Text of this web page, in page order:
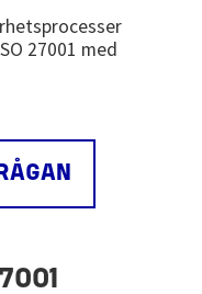
27001 med